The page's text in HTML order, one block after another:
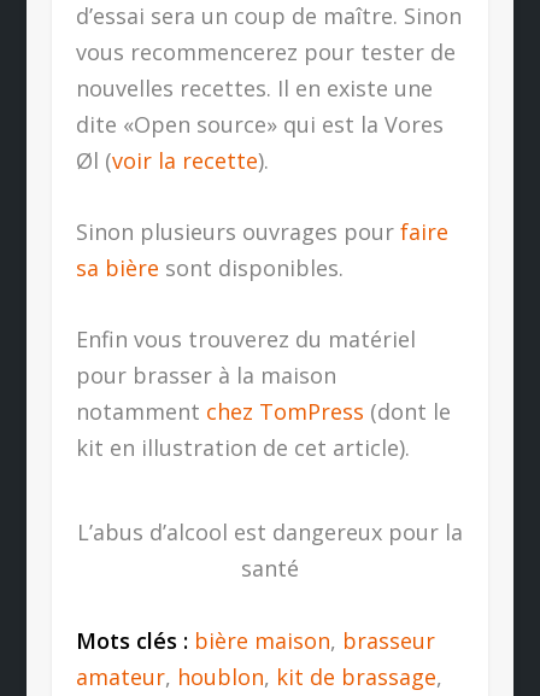
d’essai sera un coup de maître. Sinon
vous recommencerez pour tester de
nouvelles recettes. Il en existe une
dite «Open source» qui est la Vores
Øl (voir la recette).
Sinon plusieurs ouvrages pour faire
sa bière sont disponibles.
Enfin vous trouverez du matériel
pour brasser à la maison
notamment chez TomPress (dont le
kit en illustration de cet article).
L’abus d’alcool est dangereux pour la
santé
Mots clés : bière maison, brasseur
amateur, houblon, kit de brassage,